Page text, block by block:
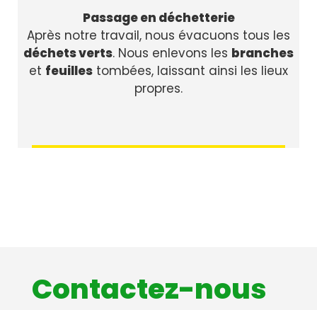
Passage en déchetterie
Après notre travail, nous évacuons tous les
déchets verts. Nous enlevons les branches
et feuilles tombées, laissant ainsi les lieux
propres.
Contactez-nous